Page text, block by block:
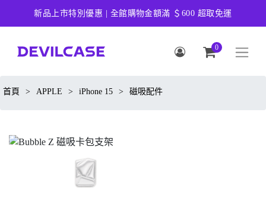
新品上市特別優惠 | 全館購物金額滿 ＄600 超取免運
0
首頁 > APPLE > iPhone 15 > 磁吸配件